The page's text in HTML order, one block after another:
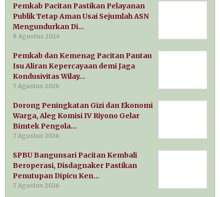
Pemkab Pacitan Pastikan Pelayanan
Publik Tetap Aman Usai Sejumlah ASN
Mengundurkan Di…
8 Agustus 2026
Pemkab dan Kemenag Pacitan Pantau
Isu Aliran Kepercayaan demi Jaga
Kondusivitas Wilay…
7 Agustus 2026
Dorong Peningkatan Gizi dan Ekonomi
Warga, Aleg Komisi IV Riyono Gelar
Bimtek Pengola…
7 Agustus 2026
SPBU Bangunsari Pacitan Kembali
Beroperasi, Disdagnaker Pastikan
Penutupan Dipicu Ken…
7 Agustus 2026